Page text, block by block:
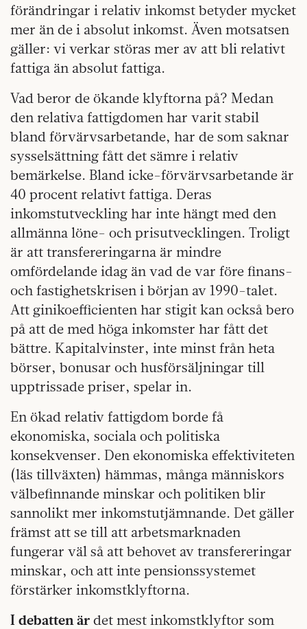
förändringar i relativ inkomst betyder mycket
mer än de i absolut inkomst. Även motsatsen
gäller: vi verkar störas mer av att bli relativt
fattiga än absolut fattiga.
Vad beror de ökande klyftorna på? Medan
den relativa fattigdomen har varit stabil
bland förvärvsarbetande, har de som saknar
sysselsättning fått det sämre i relativ
bemärkelse. Bland icke-förvärvsarbetande är
40 procent relativt fattiga. Deras
inkomstutveckling har inte hängt med den
allmänna löne- och prisutvecklingen. Troligt
är att transfereringarna är mindre
omfördelande idag än vad de var före finans-
och fastighetskrisen i början av 1990-talet.
Att ginikoefficienten har stigit kan också bero
på att de med höga inkomster har fått det
bättre. Kapitalvinster, inte minst från heta
börser, bonusar och husförsäljningar till
upptrissade priser, spelar in.
En ökad relativ fattigdom borde få
ekonomiska, sociala och politiska
konsekvenser. Den ekonomiska effektiviteten
(läs tillväxten) hämmas, många människors
välbefinnande minskar och politiken blir
sannolikt mer inkomstutjämnande. Det gäller
främst att se till att arbetsmarknaden
fungerar väl så att behovet av transfereringar
minskar, och att inte pensionssystemet
förstärker inkomstklyftorna.
I debatten är det mest inkomstklyftor som